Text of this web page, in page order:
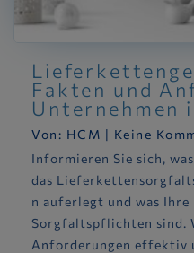
Fakten und
Unternehmen
Von: HCM | Keine
Informieren Sie sich, was
das
n auferlegt und was Ihre
Sorgfaltspflichten sind.
Anforderungen effektiv